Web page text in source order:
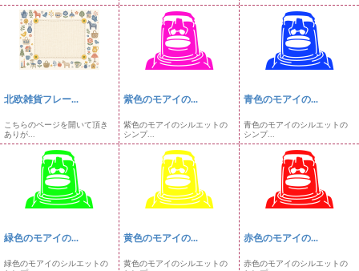
北欧雑貨フレー...
こちらのページを開いて頂き
ありが...
紫色のモアイの...
紫色のモアイのシルエットの
シンプ...
青色のモアイの...
青色のモアイのシルエットの
シンプ...
緑色のモアイの...
緑色のモアイのシルエットの
黄色のモアイの...
黄色のモアイのシルエットの
赤色のモアイの...
赤色のモアイのシルエットの